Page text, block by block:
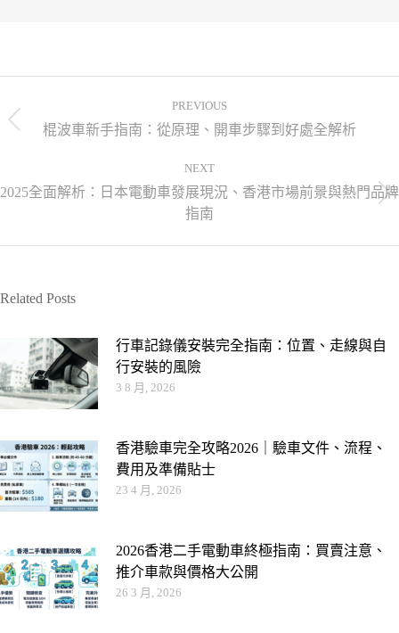
PREVIOUS
棍波車新手指南：從原理、開車步驟到好處全解析
NEXT
2025全面解析：日本電動車發展現況、香港市場前景與熱門品牌
指南
Related Posts
行車記錄儀安裝完全指南：位置、走線與自
行安裝的風險
3 8 月, 2026
香港驗車完全攻略2026｜驗車文件、流程、
費用及準備貼士
23 4 月, 2026
2026香港二手電動車終極指南：買賣注意、
推介車款與價格大公開
26 3 月, 2026